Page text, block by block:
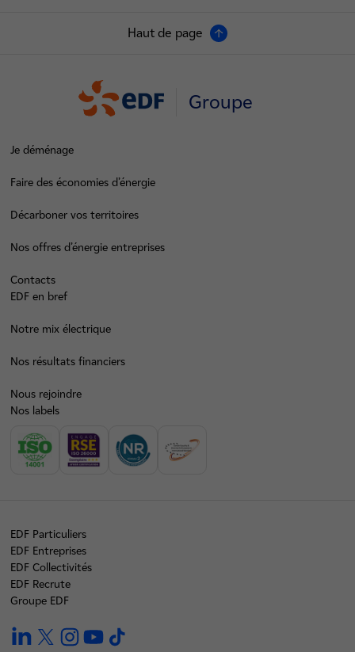
Haut de page
Groupe
Je déménage
Faire des économies d’énergie
Décarboner vos territoires
Nos offres d’énergie entreprises
Contacts
EDF en bref
Notre mix électrique
Nos résultats financiers
Nous rejoindre
Nos labels
EDF Particuliers
EDF Entreprises
EDF Collectivités
EDF Recrute
Groupe EDF
linkedintwitterinstagramyoutube